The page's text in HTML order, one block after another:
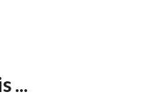
...